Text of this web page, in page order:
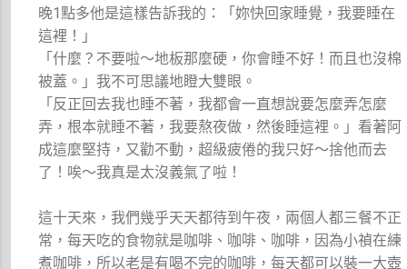
晚1點多他是這樣告訴我的：「妳快回家睡覺，我要睡在
這裡！」
「什麼？不要啦～地板那麼硬，你會睡不好！而且也沒棉
被蓋。」我不可思議地瞪大雙眼。
「反正回去我也睡不著，我都會一直想說要怎麼弄怎麼
弄，根本就睡不著，我要熬夜做，然後睡這裡。」看著阿
成這麼堅持，又勸不動，超級疲倦的我只好～捨他而去
了！唉～我真是太沒義氣了啦！
這十天來，我們幾乎天天都待到午夜，兩個人都三餐不正
常，每天吃的食物就是咖啡、咖啡、咖啡，因為小禎在練
煮咖啡，所以老是有喝不完的咖啡，每天都可以裝一大壺